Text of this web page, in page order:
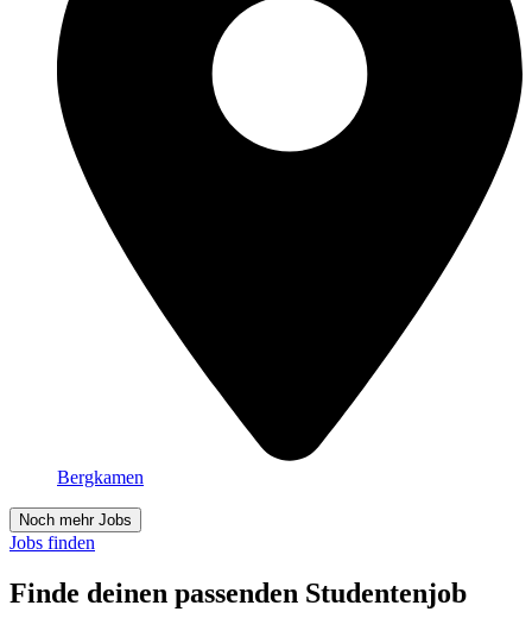
Bergkamen
Noch mehr Jobs
Jobs finden
Finde deinen passenden Studentenjob